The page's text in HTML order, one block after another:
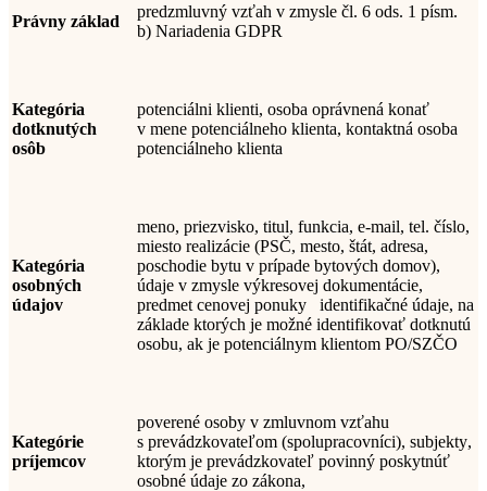
Právny základ
predzmluvný vzťah v zmysle čl. 6 ods. 1 písm.
b) Nariadenia GDPR
Kategória
dotknutých
osôb
potenciálni klienti, osoba oprávnená konať
v mene potenciálneho klienta, kontaktná osoba
potenciálneho klienta
Kategória
osobných
údajov
meno, priezvisko, titul, funkcia, e-mail, tel. číslo,
miesto realizácie (PSČ, mesto, štát, adresa,
poschodie bytu v prípade bytových domov),
údaje v zmysle výkresovej dokumentácie,
predmet cenovej ponuky identifikačné údaje, na
základe ktorých je možné identifikovať dotknutú
osobu, ak je potenciálnym klientom PO/SZČO
Kategórie
príjemcov
poverené osoby v zmluvnom vzťahu
s prevádzkovateľom (spolupracovníci), subjekty,
ktorým je prevádzkovateľ povinný poskytnúť
osobné údaje zo zákona,